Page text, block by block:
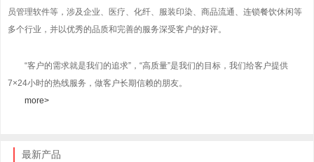
员管理软件等，涉及企业、医疗、化纤、服装印染、商品流通、连锁餐饮休闲等
多个行业，并以优秀的品质和完善的服务深受客户的好评。
“客户的需求就是我们的追求”，“高质量”是我们的目标，我们给客户提供
7×24小时的热线服务，做客户长期信赖的朋友。
more>
最新产品